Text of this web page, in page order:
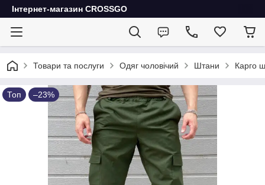
Інтернет-магазин CROSSGO
Товари та послуги Одяг чоловічий Штани Карго
Топ –23%